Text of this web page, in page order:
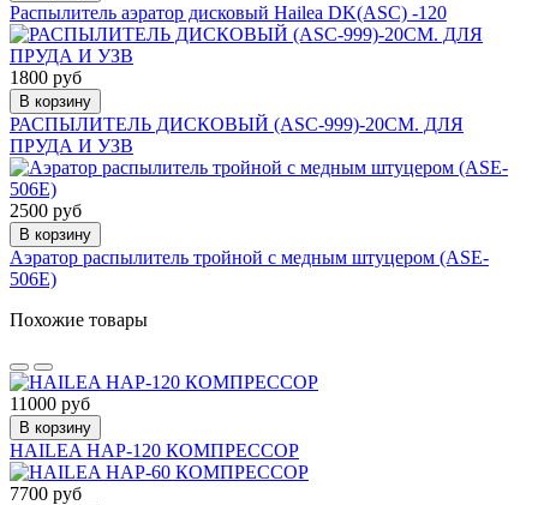
Распылитель аэратор дисковый Hailea DK(ASC) -120
1800 руб
В корзину
РАСПЫЛИТЕЛЬ ДИСКОВЫЙ (ASC-999)-20СМ. ДЛЯ
ПРУДА И УЗВ
2500 руб
В корзину
Аэратор распылитель тройной с медным штуцером (ASE-
506E)
Похожие товары
11000 руб
В корзину
HAILEA HAP-120 КОМПРЕССОР
7700 руб